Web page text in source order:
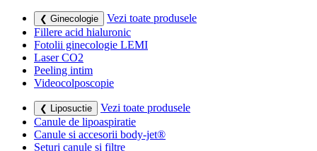
❮ Ginecologie
Vezi toate produsele
Fillere acid hialuronic
Fotolii ginecologie LEMI
Laser CO2
Peeling intim
Videocolposcopie
❮ Liposuctie
Vezi toate produsele
Canule de lipoaspiratie
Canule si accesorii body-jet®
Seturi canule si filtre